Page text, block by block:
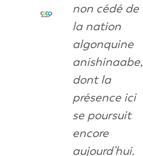
non cédé de
la nation
algonquine
anishinaabe,
dont la
présence ici
se poursuit
encore
aujourd’hui.